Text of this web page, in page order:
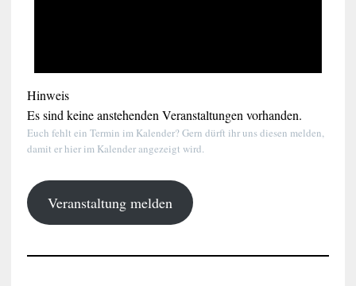
Hinweis
Es sind keine anstehenden Veranstaltungen vorhanden.
Euch fehlt ein Termin im Kalender? Gern dürft ihr uns diesen melden,
damit er hier im Kalender angezeigt wird.
Veranstaltung melden